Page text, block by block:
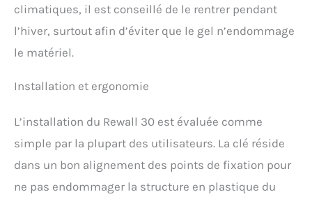
climatiques, il est conseillé de le rentrer pendant
l’hiver, surtout afin d’éviter que le gel n’endommage
le matériel.
Installation et ergonomie
L’installation du Rewall 30 est évaluée comme
simple par la plupart des utilisateurs. La clé réside
dans un bon alignement des points de fixation pour
ne pas endommager la structure en plastique du